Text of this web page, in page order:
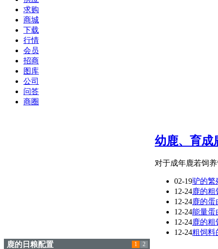
求购
商城
下载
行情
会员
招商
图库
公司
问答
商圈
鹿的日粮配置 1 2
幼鹿、育成
对于成年鹿若饲
02-19驴的繁
12-24鹿的粗
12-24鹿的蛋
12-24能量蛋
12-24鹿的粗
12-24粗饲料